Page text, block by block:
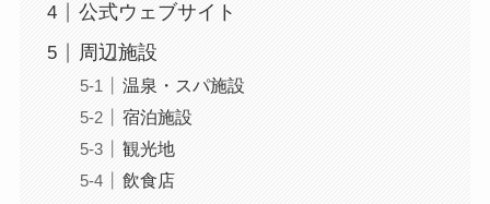
公式ウェブサイト
周辺施設
温泉・スパ施設
宿泊施設
観光地
飲食店